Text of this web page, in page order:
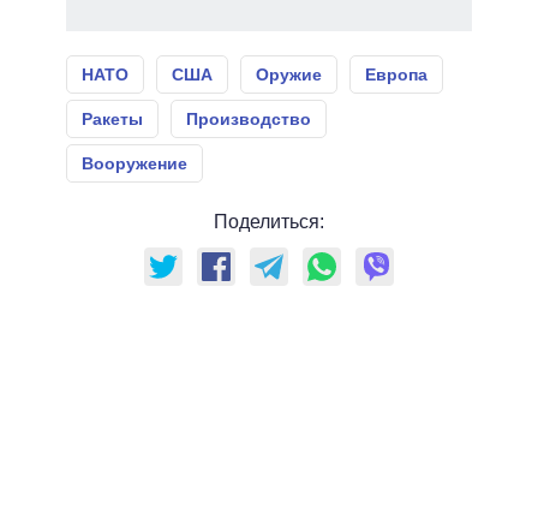
НАТО США Оружие Европа
Ракеты Производство
Вооружение
Поделиться: